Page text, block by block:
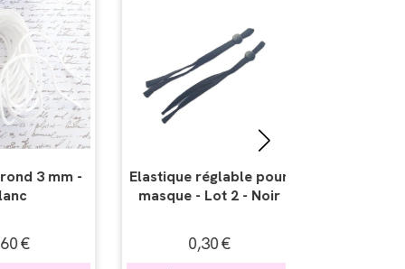
pour
2 - Noir
€
Elastique réglable pour
masque - Lot 2 - Bleu
0,30€